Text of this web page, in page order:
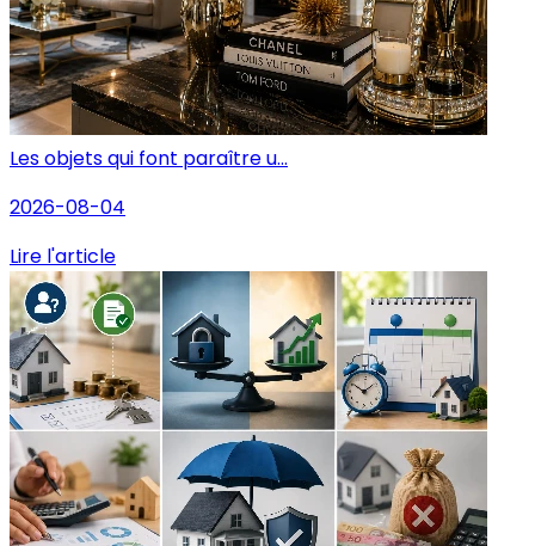
Les objets qui font paraître u...
2026-08-04
Lire l'article